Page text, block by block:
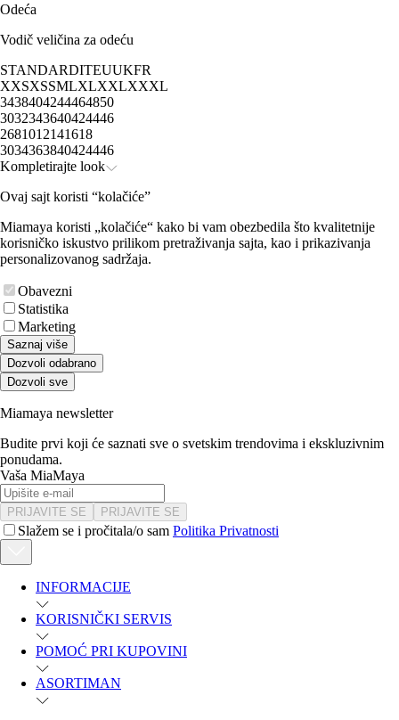
Odeća
Vodič veličina za odeću
STANDARDITEUUKFR
XXSXSSMLXLXXLXXXL
3438404244464850
3032343640424446
2681012141618
3034363840424446
Kompletirajte look
Ovaj sajt koristi “kolačiće”
Miamaya koristi „kolačiće“ kako bi vam obezbedila što kvalitetnije
korisničko iskustvo prilikom pretraživanja sajta, kao i prikazivanja
personalizovanog sadržaja.
Obavezni
Statistika
Marketing
Saznaj više
Dozvoli odabrano
Dozvoli sve
Miamaya newsletter
Budite prvi koji će saznati sve o svetskim trendovima i ekskluzivnim
ponudama.
Vaša MiaMaya
PRIJAVITE SE PRIJAVITE SE
Slažem se i pročitala/o sam Politika Privatnosti
INFORMACIJE
KORISNIČKI SERVIS
POMOĆ PRI KUPOVINI
ASORTIMAN